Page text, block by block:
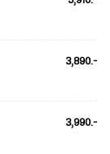
3,890.-
3,990.-